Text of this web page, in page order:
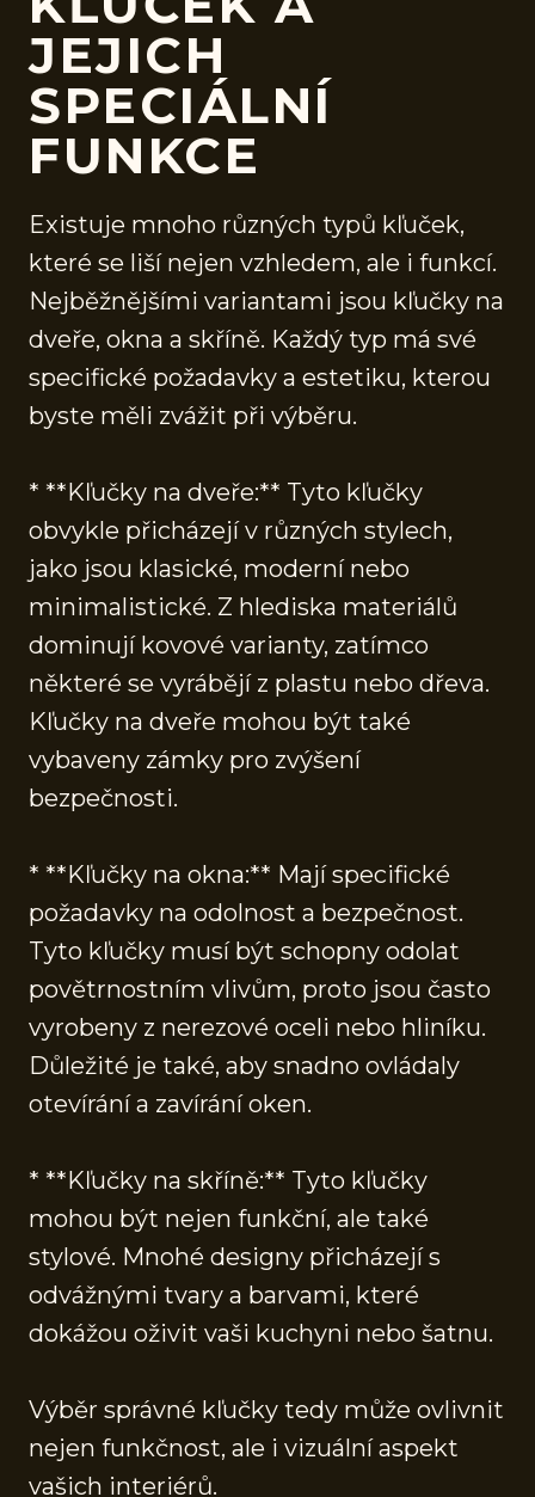
JEJICH
SPECIÁLNÍ
FUNKCE
Existuje mnoho různých typů kľuček,
které se liší nejen vzhledem, ale i funkcí.
Nejběžnějšími variantami jsou kľučky na
dveře, okna a skříně. Každý typ má své
specifické požadavky a estetiku, kterou
byste měli zvážit při výběru.
* **Kľučky na dveře:** Tyto kľučky
obvykle přicházejí v různých stylech,
jako jsou klasické, moderní nebo
minimalistické. Z hlediska materiálů
dominují kovové varianty, zatímco
některé se vyrábějí z plastu nebo dřeva.
Kľučky na dveře mohou být také
vybaveny zámky pro zvýšení
bezpečnosti.
* **Kľučky na okna:** Mají specifické
požadavky na odolnost a bezpečnost.
Tyto kľučky musí být schopny odolat
povětrnostním vlivům, proto jsou často
vyrobeny z nerezové oceli nebo hliníku.
Důležité je také, aby snadno ovládaly
otevírání a zavírání oken.
* **Kľučky na skříně:** Tyto kľučky
mohou být nejen funkční, ale také
stylové. Mnohé designy přicházejí s
odvážnými tvary a barvami, které
dokážou oživit vaši kuchyni nebo šatnu.
Výběr správné kľučky tedy může ovlivnit
nejen funkčnost, ale i vizuální aspekt
vašich interiérů.